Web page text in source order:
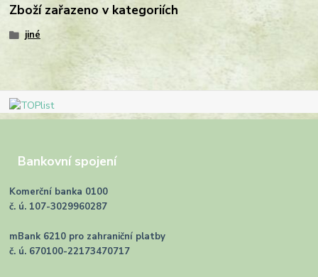
Zboží zařazeno v kategoriích
jiné
Bankovní spojení
Komerční banka 0100
č. ú. 107-3029960287
mBank 6210 pro zahraniční platby
č. ú. 670100-22173470717